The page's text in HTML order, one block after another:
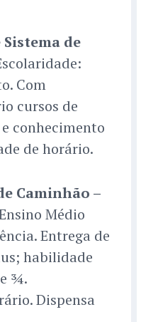
de
Com
cursos de
conhecimento
de horário.
Caminhão –
Médio
Entrega de
habilidade
¾.
Dispensa